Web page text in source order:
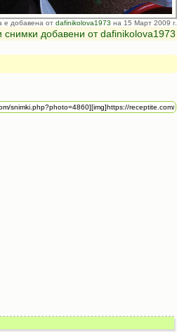
е добавена от dafinikolova1973 на 15 Март 2009 г.
снимки добавени от dafinikolova1973